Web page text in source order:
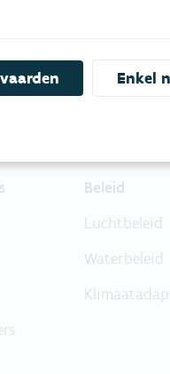
Beleid
Luchtbeleid
Waterbeleid
Enkel